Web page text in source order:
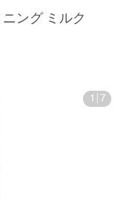
ニング ミルク
1 7